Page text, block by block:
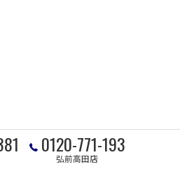
0120-771-193
弘前高田店